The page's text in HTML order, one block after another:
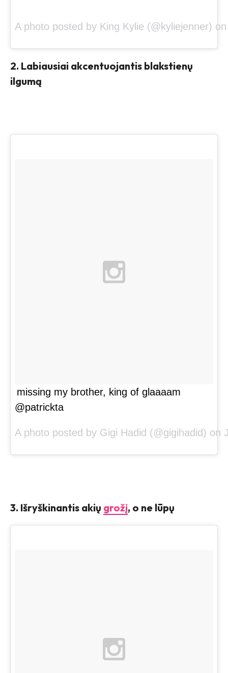
A photo posted by King Kylie (@kyliejenner)
2. Labiausiai akcentuojantis blakstienų
ilgumą
missing my brother, king of glaaaam
@patrickta
A photo posted by Gigi Hadid (@gigihadid) on
3. Išryškinantis akių grožį, o ne lūpų